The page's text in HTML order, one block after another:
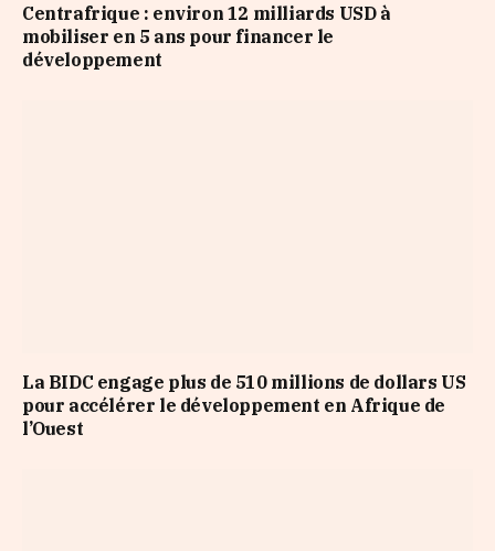
Centrafrique : environ 12 milliards USD à
mobiliser en 5 ans pour financer le
développement
La BIDC engage plus de 510 millions de dollars US
pour accélérer le développement en Afrique de
l’Ouest